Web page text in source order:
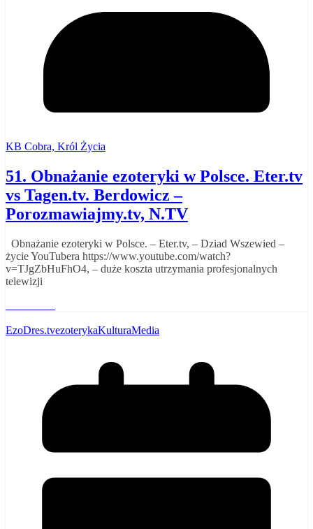
KB Cobra, Król Życia
51. Obnażanie ezoteryki w Polsce. Eter.tv
vs Tagen.tv. Berdowicz –
Porozmawiajmy.tv, N.TV
Obnażanie ezoteryki w Polsce. – Eter.tv, – Dziad Wszewied –
życie YouTubera https://www.youtube.com/watch?
v=TJgZbHuFhO4, – duże koszta utrzymania profesjonalnych
telewizji
EzoDres.tvezoterykaKulturaMedia